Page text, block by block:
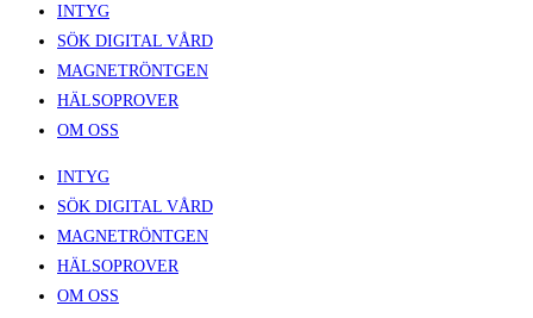
INTYG
SÖK DIGITAL VÅRD
MAGNETRÖNTGEN
HÄLSOPROVER
OM OSS
INTYG
SÖK DIGITAL VÅRD
MAGNETRÖNTGEN
HÄLSOPROVER
OM OSS